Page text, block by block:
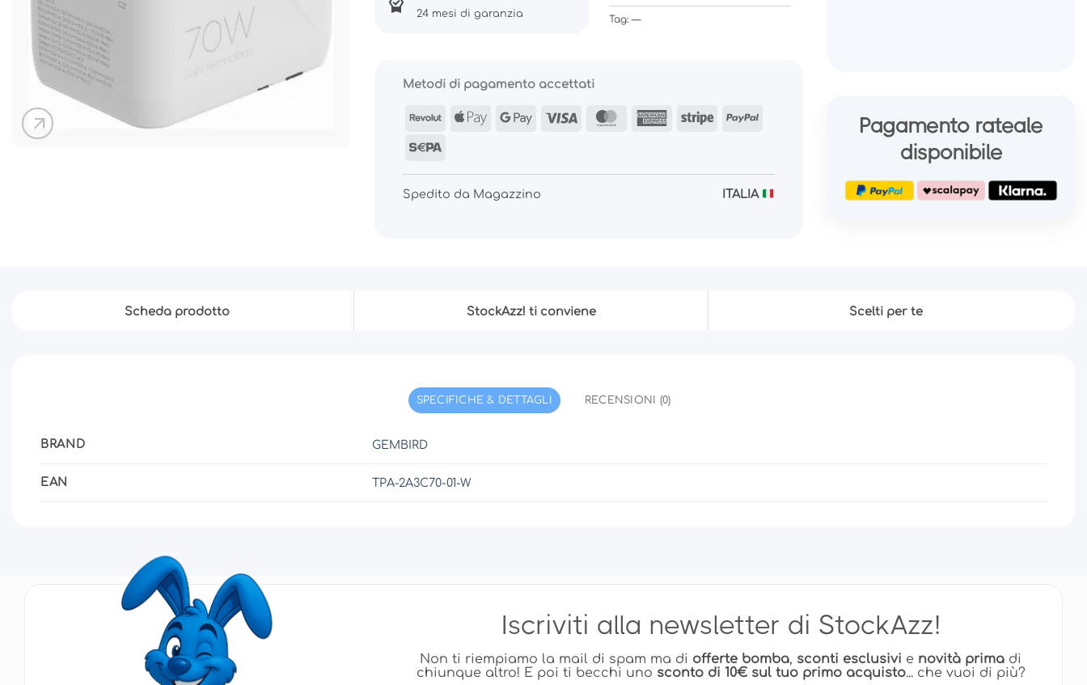
arrow_outward
24 mesi di garanzia Tag: —
Metodi di pagamento accettati
RevolutApple GoogleVisa MasterCardAmericanStripe PayPal
Spedito da Magazzino ITALIA
Pagamento rateale
disponibile
Scheda prodotto StockAzz! ti conviene Scelti per te
SPECIFICHE & DETTAGLI RECENSIONI (0)
BRAND GEMBIRD
EAN TPA-2A3C70-01-W
Iscriviti alla newsletter di StockAzz!
Non ti riempiamo la mail di spam ma di offerte bomba, sconti esclusivi e novità prima di
chiunque altro! E poi ti becchi uno sconto di 10€ sul tuo primo acquisto... che vuoi di più?